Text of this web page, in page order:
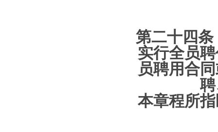
第二十四条
实行全员
员聘用合
本章程所